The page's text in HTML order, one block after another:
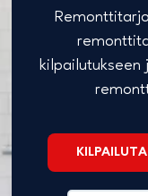
kilpailutukseen